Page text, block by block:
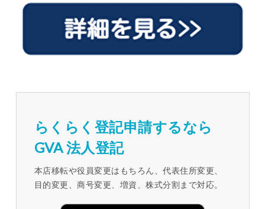
らくらく登記申請するなら
GVA 法人登記
本店移転や役員変更はもちろん、代表住所変更、
目的変更、商号変更、増資、株式分割まで対応。